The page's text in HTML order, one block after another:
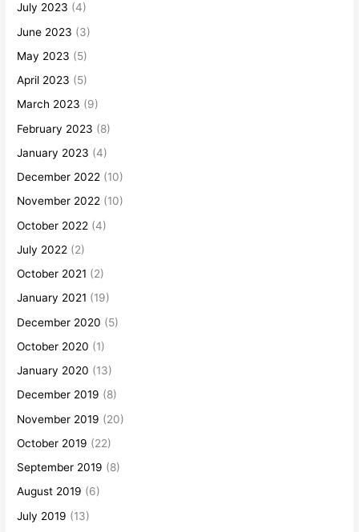
July 2023 (4)
June 2023 (3)
May 2023 (5)
April 2023 (5)
March 2023 (9)
February 2023 (8)
January 2023 (4)
December 2022 (10)
November 2022 (10)
October 2022 (4)
July 2022 (2)
October 2021 (2)
January 2021 (19)
December 2020 (5)
October 2020 (1)
January 2020 (13)
December 2019 (8)
November 2019 (20)
October 2019 (22)
September 2019 (8)
August 2019 (6)
July 2019 (13)